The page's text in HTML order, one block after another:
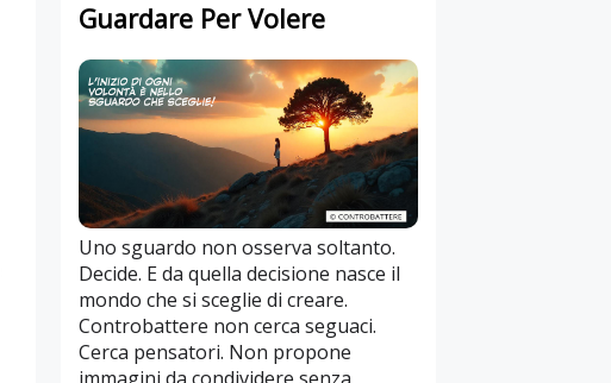
Guardare Per Volere
Uno sguardo non osserva soltanto.
Decide. E da quella decisione nasce il
mondo che si sceglie di creare.
Controbattere non cerca seguaci.
Cerca pensatori. Non propone